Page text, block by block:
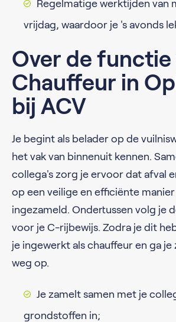
Regelmatige werktijden van
vrijdag, waardoor je 's avonds
Over de functie
Chauffeur in
bij ACV
Je begint als belader op de
het vak van binnenuit kennen.
collega's zorg je ervoor dat afval
op een veilige en efficiënte
ingezameld. Ondertussen volg je
voor je C-rijbewijs. Zodra je dit
je ingewerkt als chauffeur en ga
weg op.
Je zamelt samen met je
grondstoffen in;